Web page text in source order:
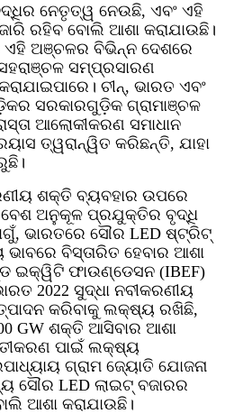
ନେତୃତ୍ୱ ନେଉଛି, ଏବଂ ଏହି
ଜାରି ରହିବ ବୋଲି ଆଶା କରାଯାଉଛି।
ଅଞ୍ଚଳର ବିଭିନ୍ନ ଦେଶରେ
ସମ୍ପ୍ରସାରଣ
ଚୀନ୍, ଭାରତ ଏବଂ
ସରକାରଗୁଡ଼ିକ ଗ୍ରାମାଞ୍ଚଳ
ଆଲୋକୀକରଣ ସମାଧାନ
ତ୍ୱରାନ୍ୱିତ କରିଛନ୍ତି, ଯାହା
ଶକ୍ତି ବ୍ୟବହାର ଉପରେ
ଅନୁକୂଳ ପ୍ରଯୁକ୍ତିର ବୃଦ୍ଧି
ଭାରତରେ ସୌର LED ଷ୍ଟ୍ରିଟ୍
ବିସ୍ତାରିତ ହେବାର ଆଶା
ଇକ୍ୱିଟି ଫାଉଣ୍ଡେସନ (IBEF)
2022 ସୁଦ୍ଧା ନବୀକରଣୀୟ
କରିବାକୁ ଲକ୍ଷ୍ୟ ରଖିଛି,
GW ଶକ୍ତି ଆସିବାର ଆଶା
ପାଇଁ ଲକ୍ଷ୍ୟ
ଗ୍ରାମ ଜ୍ୟୋତି ଯୋଜନା
ସୌର LED ଲାଇଟ୍ ବଜାରର
ଆଶା କରାଯାଉଛି।